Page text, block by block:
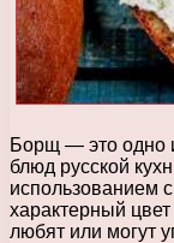
Борщ — это одно
блюд русской
использованием
характерный
любят или могут